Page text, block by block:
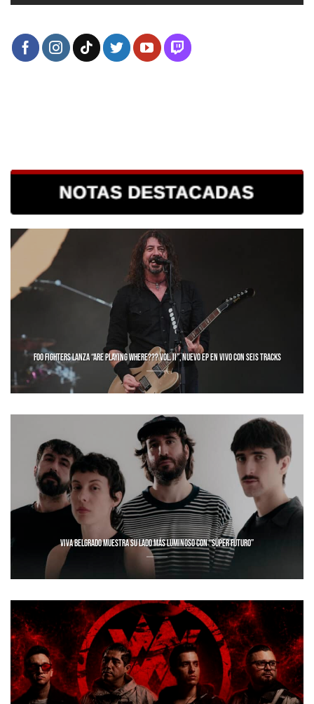
FOO FIGHTERS LANZA “ARE PLAYING WHERE??? VOL. II”, NUEVO EP EN VIVO CON SEIS TRACKS
VIVA BELGRADO MUESTRA SU LADO MÁS LUMINOSO CON “SÚPER FUTURO”